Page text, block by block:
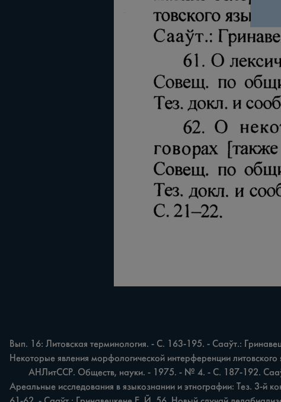
Вып. 16: Литовская терминология. - С. 163-195. - Сааўт.:
Некоторые явления морфологической интерференции
Ареальные исследования в языкознании и этнографии: Тез. 3-й